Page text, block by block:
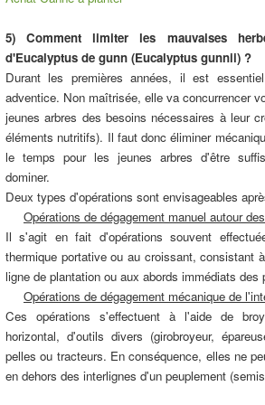
5) Comment limiter les mauvaises
d'Eucalyptus de gunn (Eucalyptus gunnii) ?
Durant les premières années, il est
adventice. Non maîtrisée, elle va concurrencer
jeunes arbres des besoins nécessaires à leur
éléments nutritifs). Il faut donc éliminer
le temps pour les jeunes arbres d'être
dominer.
Deux types d'opérations sont envisageables
Opérations de dégagement manuel autour
Il s'agit en fait d'opérations souvent
thermique portative ou au croissant, consistant
ligne de plantation ou aux abords immédiats des
Opérations de dégagement mécanique de
Ces opérations s'effectuent à l'aide de
horizontal, d'outils divers (girobroyeur,
pelles ou tracteurs. En conséquence, elles ne
en dehors des interlignes d'un peuplement